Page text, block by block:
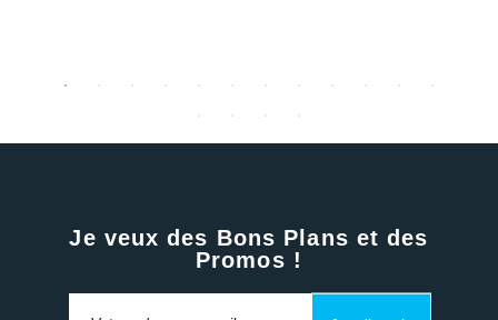
Je veux des Bons Plans et des
Promos !